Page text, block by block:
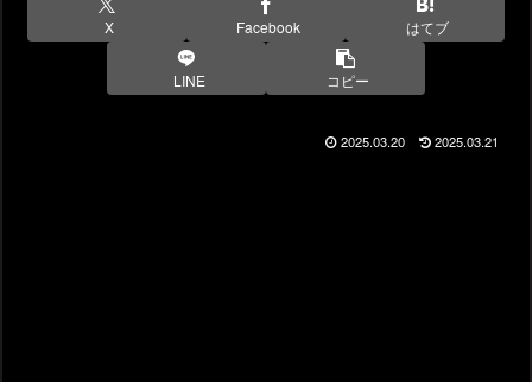
X Facebook はてブ
LINE コピー
2025.03.20 2025.03.21